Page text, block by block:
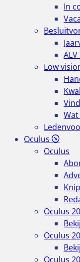
In
Low
Oculus
Oculus
Oculus
Oculus
Oculus